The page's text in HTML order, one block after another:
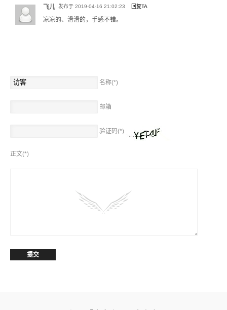
飞儿 发布于 2019-04-16 21:02:23 回复TA
凉凉的、滑滑的，手感不错。
名称(*)
邮箱
验证码(*)
正文(*)